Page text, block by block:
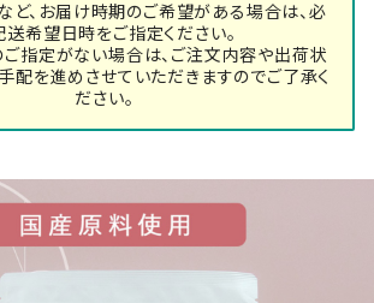
ど、お届け時期のご希望がある場合は、必
送希望日時をご指定ください。
指定がない場合は、ご注文内容や出荷状
配を進めさせていただきますのでご了承く
ださい。